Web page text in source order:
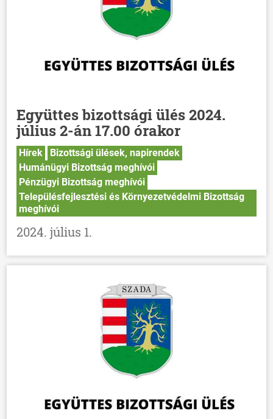
Együttes bizottsági ülés 2024.
július 2-án 17.00 órakor
Hírek
Bizottsági ülések, napirendek
Humánügyi Bizottság meghívói
Pénzügyi Bizottság meghívói
Településfejlesztési és Környezetvédelmi Bizottság
meghívói
2024. július 1.